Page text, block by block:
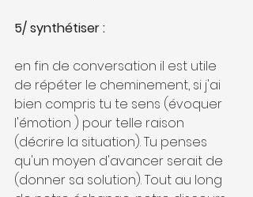
5/ synthétiser :
en fin de conversation il est utile
de répéter le cheminement, si j'ai
bien compris tu te sens (évoquer
l'émotion ) pour telle raison
(décrire la situation). Tu penses
qu'un moyen d'avancer serait de
(donner sa solution). Tout au long